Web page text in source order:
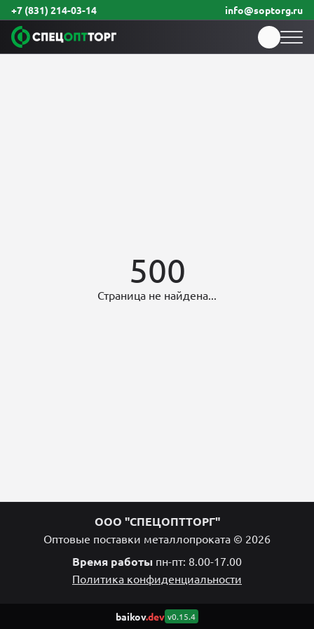
+7 (831) 214-03-14 info@soptorg.ru
500
Страница не найдена...
ООО "СПЕЦОПТТОРГ"
Оптовые поставки металлопроката © 2026
Время работы пн-пт: 8.00-17.00
Политика конфиденциальности
baikov.dev v0.15.4